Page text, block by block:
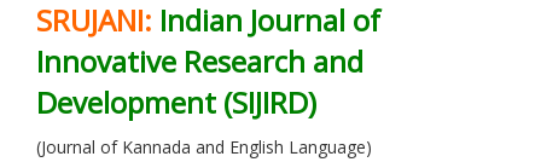
SRUJANI: Indian Journal of
Innovative Research and
Development (SIJIRD)
(Journal of Kannada and English Language)